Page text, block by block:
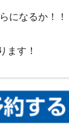
になるか！！
ます！